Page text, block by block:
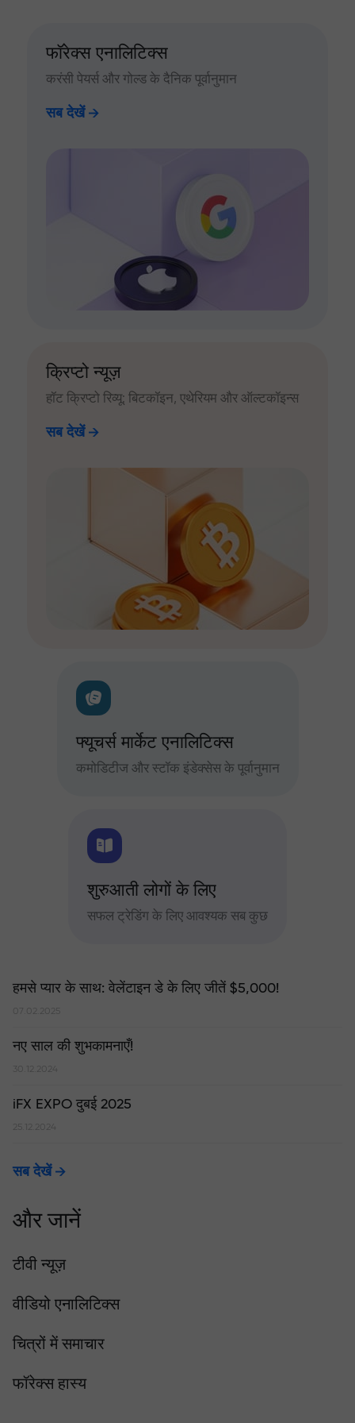
फॉरेक्स एनालिटिक्स
करंसी पेयर्स और गोल्ड के दैनिक पूर्वानुमान
सब देखें
क्रिप्टो न्यूज़
हॉट क्रिप्टो रिव्यू: बिटकॉइन, एथेरियम और ऑल्टकॉइन्स
सब देखें
फ्यूचर्स मार्केट एनालिटिक्स
कमोडिटीज और स्टॉक इंडेक्सेस के पूर्वानुमान
शुरुआती लोगों के लिए
सफल ट्रेडिंग के लिए आवश्यक सब कुछ
हमसे प्यार के साथ: वेलेंटाइन डे के लिए जीतें $5,000!
नए साल की शुभकामनाएँ!
30.12.2024
iFX EXPO दुबई 2025
25.12.2024
सब देखें
और जानें
टीवी न्यूज़
वीडियो एनालिटिक्स
चित्रों में समाचार
फॉरेक्स हास्य